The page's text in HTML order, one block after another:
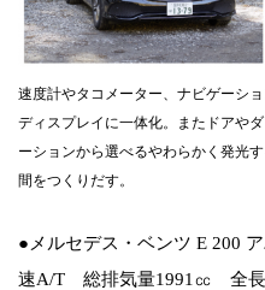
速度計やタコメーター、ナビゲーシ
ディスプレイに一体化。またドアや
ーションから選べるやわらかく発光
間をつくりだす。
●メルセデス・ベンツ E 200
速A/T 総排気量1991㏄ 全